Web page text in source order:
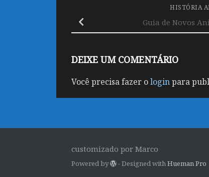
HISTÓRIA
Guia de Novos
DEIXE UM COMENTÁRIO
Você precisa fazer ologinpara
customizado por Marco
Powered by - Designed withHueman Pro